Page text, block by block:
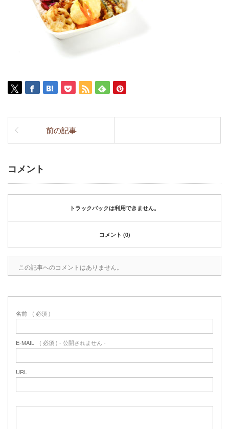
前の記事
コメント
トラックバックは利用できません。
コメント (0)
この記事へのコメントはありません。
名前 ( 必須 )
E-MAIL ( 必須 ) - 公開されません -
URL